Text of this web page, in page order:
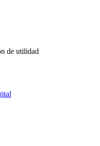
de utilidad